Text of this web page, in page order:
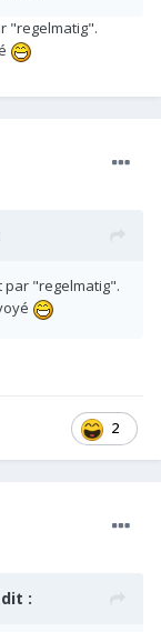
"regelmatig".
par "regelmatig".
2
: